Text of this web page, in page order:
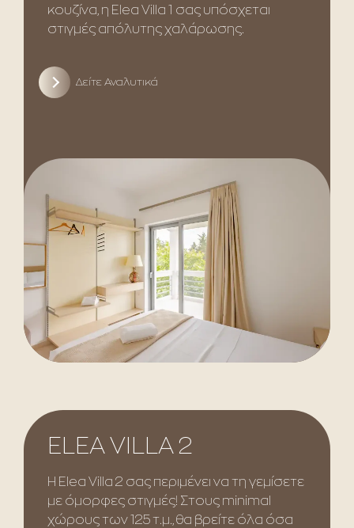
κουζίνα, η Elea Villa 1 σας υπόσχεται
στιγμές απόλυτης χαλάρωσης.
Δείτε Αναλυτικά
ELEA VILLA 2
Η Elea Villa 2 σας περιμένει να τη γεμίσετε
με όμορφες στιγμές! Στους minimal
χώρους των 125 τ.μ., θα βρείτε όλα όσα